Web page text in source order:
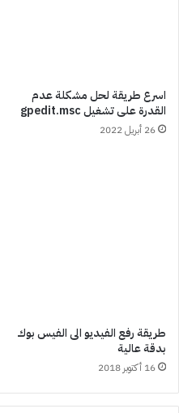
اسرع طريقة لحل مشكلة عدم
القدرة على تشغيل gpedit.msc
26 أبريل 2022
طريقة رفع الفيديو الى الفيس بوك
بدقة عالية
16 أكتوبر 2018